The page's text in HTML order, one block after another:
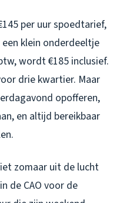
per uur spoedtarief,
klein onderdeeltje
wordt €185 inclusief.
drie kwartier. Maar
opofferen,
en altijd bereikbaar
zomaar uit de lucht
de CAO voor de